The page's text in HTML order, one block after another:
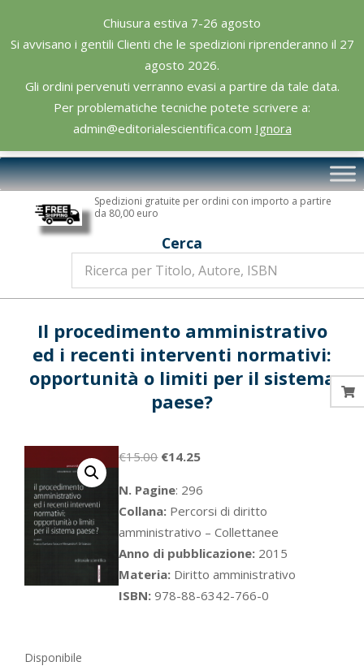
Chiusura estiva 7-26 agosto
Si avvisano i gentili Clienti che le spedizioni riprenderanno il 27
agosto 2026.
Gli ordini pervenuti verranno evasi a partire da tale data.
Per problematiche tecniche potete scrivere a:
admin@editorialescientifica.com Ignora
content
Editoriale
Scientifica
Primary
Navigation
Spedizioni gratuite per ordini con importo a partire
da 80,00 euro
Cerca
Il procedimento amministrativo
ed i recenti interventi normativi:
opportunità o limiti per il sistema
paese?
€15.00 Il
originale
era:
€15.00.
€14.25Il
attuale
è:
€14.25.
N. Pagine: 296
Collana: Percorsi di diritto
amministrativo – Collettanee
Anno di pubblicazione: 2015
Materia: Diritto amministrativo
ISBN: 978-88-6342-766-0
Disponibile